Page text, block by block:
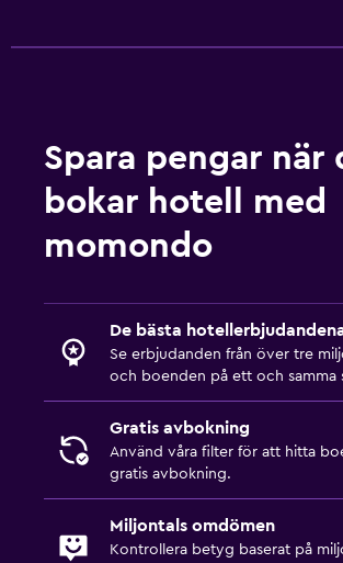
Spara pengar när
bokar hotell med
momondo
De bästa
Se erbjudanden från över tre
och boenden på ett och samma
Gratis avbokning
Använd våra filter för att hitta
gratis avbokning.
Miljontals omdömen
Kontrollera betyg baserat på